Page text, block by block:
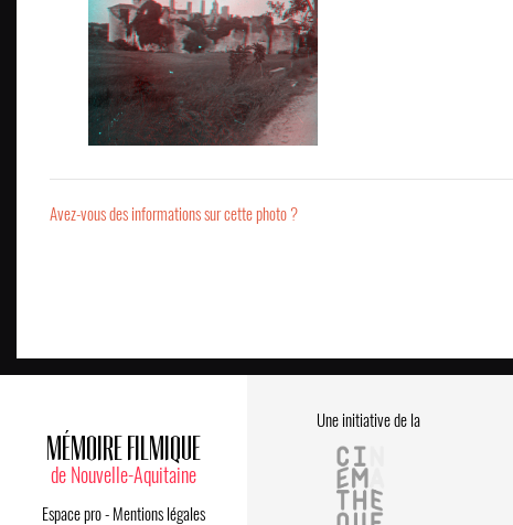
Avez-vous des informations sur cette photo ?
MÉMOIRE FILMIQUE
de Nouvelle-Aquitaine
Espace pro- Mentions légales
Une initiative de la